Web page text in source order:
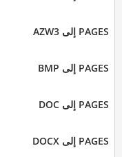
PAGES إلى AZW3
PAGES إلى BMP
PAGES إلى DOC
PAGES إلى DOCX